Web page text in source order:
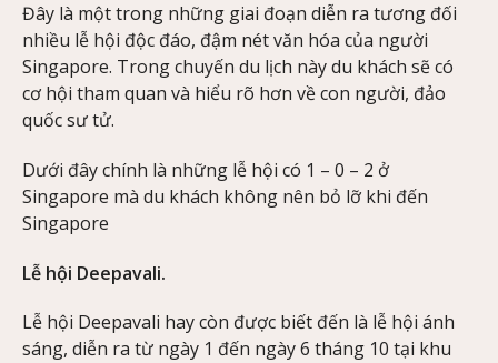
Đây là một trong những giai đoạn diễn ra tương đối
nhiều lễ hội độc đáo, đậm nét văn hóa của người
Singapore. Trong chuyến du lịch này du khách sẽ có
cơ hội tham quan và hiểu rõ hơn về con người, đảo
quốc sư tử.
Dưới đây chính là những lễ hội có 1 – 0 – 2 ở
Singapore mà du khách không nên bỏ lỡ khi đến
Singapore
Lễ hội Deepavali.
Lễ hội Deepavali hay còn được biết đến là lễ hội ánh
sáng, diễn ra từ ngày 1 đến ngày 6 tháng 10 tại khu